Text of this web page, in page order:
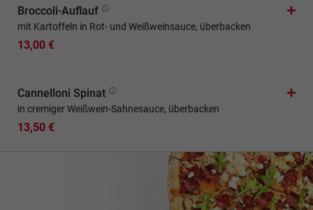
Broccoli-Auflauf
mit Kartoffeln in Rot- und Weißweinsauce, überbacken
13,00 €
Cannelloni Spinat
in cremiger Weißwein-Sahnesauce, überbacken
13,50 €